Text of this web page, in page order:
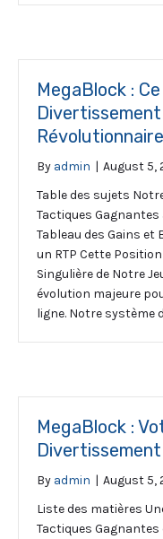
MegaBlock :
Révolutionnaire
By admin | August 5,
Table des sujets
Tactiques
Tableau des Gains et
un RTP Cette
Singulière de Notre
évolution majeure
ligne. Notre système
MegaBlock :
By admin | August 5,
Liste des matières
Tactiques